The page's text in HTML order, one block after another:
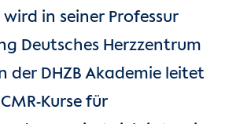
in seiner Professur
Deutsches Herzzentrum
der DHZB Akademie leitet
Kurse für